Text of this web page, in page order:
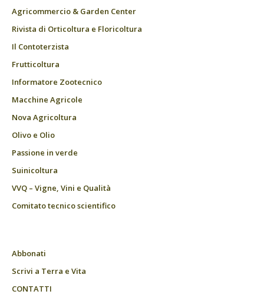
Agricommercio & Garden Center
Rivista di Orticoltura e Floricoltura
Il Contoterzista
Frutticoltura
Informatore Zootecnico
Macchine Agricole
Nova Agricoltura
Olivo e Olio
Passione in verde
Suinicoltura
VVQ – Vigne, Vini e Qualità
Comitato tecnico scientifico
Abbonati
Scrivi a Terra e Vita
CONTATTI